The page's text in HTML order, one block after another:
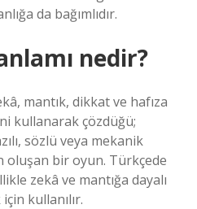
da bağımlıdır.
nedir?
mantık, dikkat ve hafıza
kullanarak çözdüğü;
sözlü veya mekanik
bir oyun. Türkçede
zekâ ve mantığa dayalı
kullanılır.